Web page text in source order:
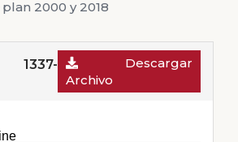
2000 y 2018
Descargar
Archivo